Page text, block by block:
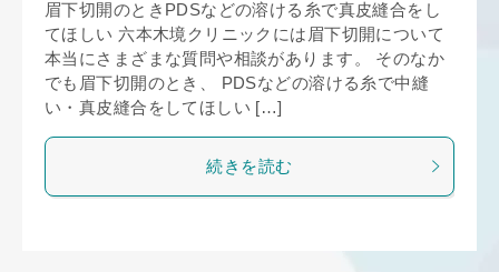
眉下切開のときPDSなどの溶ける糸で真皮縫合をし
てほしい 六本木境クリニックには眉下切開について
本当にさまざまな質問や相談があります。 そのなか
でも眉下切開のとき、 PDSなどの溶ける糸で中縫
い・真皮縫合をしてほしい […]
続きを読む